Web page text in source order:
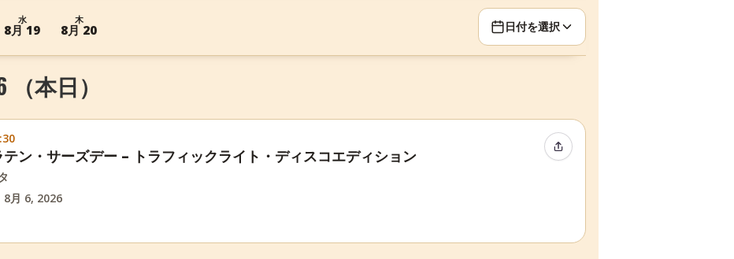
水
8月 19
木
8月 20 日付を選択
本日）
ン・サーズデー – トラフィックライト・ディスコエディション
8月 6, 2026
イベントをシェア